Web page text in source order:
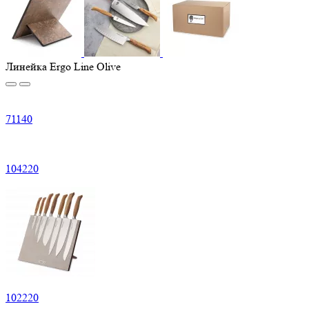
Линейка Ergo Line Olive
71140
104220
102220